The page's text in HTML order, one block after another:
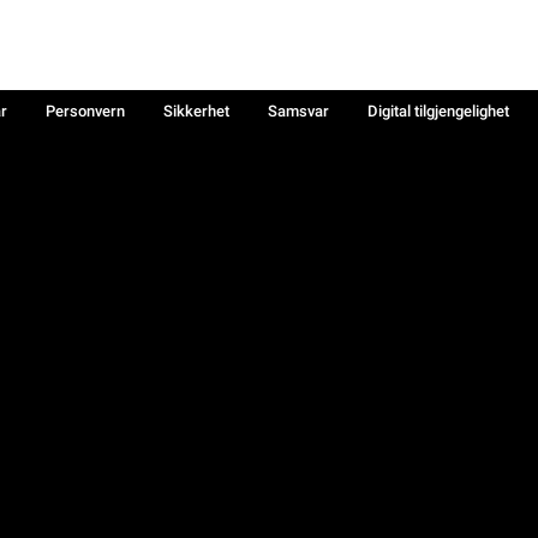
Personvern Sikkerhet Samsvar
Digital tilgjengelighet